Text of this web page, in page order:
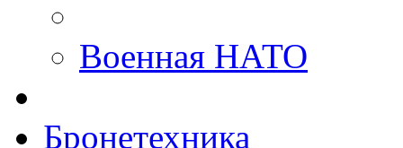
Военная НАТО
Бронетехника